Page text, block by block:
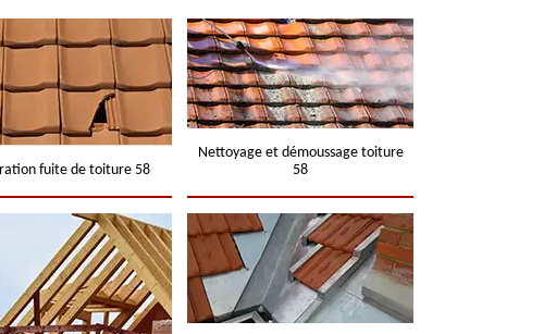
fuite de toiture 58
Nettoyage et démoussage toiture
58